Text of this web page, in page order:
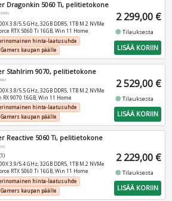
Dragonkin 5060 Ti, pelitietokone
3.8/5.5 GHz, 32GB DDR5, 1TB M.2 NVMe
RTX 5060 Ti 16GB, Win 11 Home
hinta-laatusuhde
Gamers kaupan päälle
2 299,00 €
fiber_manual_recordTilauksesta
LISÄÄ KORIIN
Stahlrim 9070, pelitietokone
3.8/5.5 GHz, 32GB DDR5, 1TB M.2 NVMe
RX 9070 16GB, Win 11 Home
hinta-laatusuhde
kaupan päälle
2 529,00 €
fiber_manual_recordTilauksesta
LISÄÄ KORIIN
Reactive 5060 Ti, pelitietokone
(1)
3.9/5.4 GHz, 32GB DDR5, 1TB M.2 NVMe
RTX 5060 Ti 16GB, Win 11 Home
hinta-laatusuhde
kaupan päälle
2 229,00 €
fiber_manual_recordTilauksesta
LISÄÄ KORIIN